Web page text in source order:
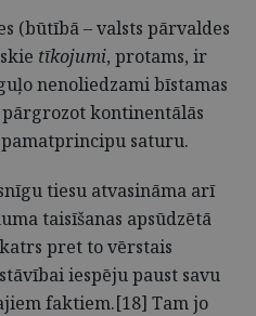
(būtībā – valsts pārvaldes
tīkojumi, protams, ir
nenoliedzami bīstamas
kontinentālās
saturu.
tiesu atvasināma arī
taisīšanas apsūdzētā
pret to vērstais
iespēju paust savu
faktiem.[18] Tam jo